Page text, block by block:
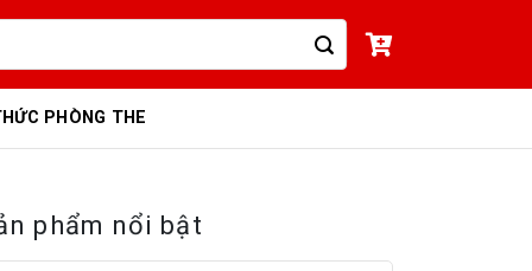
PHÒNG THE
phẩm nổi bật